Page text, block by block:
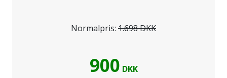
Normalpris: 1.698 DKK
900 DKK